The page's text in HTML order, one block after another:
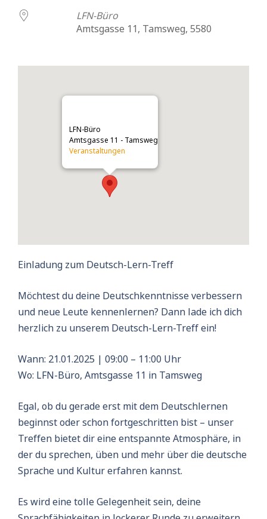
LFN-Büro
Amtsgasse 11, Tamsweg, 5580
LFN-Büro
Amtsgasse 11 - Tamsweg
Veranstaltungen
Einladung zum Deutsch-Lern-Treff
Möchtest du deine Deutschkenntnisse verbessern
und neue Leute kennenlernen? Dann lade ich dich
herzlich zu unserem Deutsch-Lern-Treffein!
Wann: 21.01.2025 | 09:00 – 11:00 Uhr
Wo: LFN-Büro, Amtsgasse 11 in Tamsweg
Egal, ob du gerade erst mit dem Deutschlernen
beginnst oder schon fortgeschritten bist – unser
Treffen bietet dir eine entspannte Atmosphäre, in
der du sprechen, üben und mehr über die deutsche
Sprache und Kultur erfahren kannst.
Es wird eine tolle Gelegenheit sein, deine